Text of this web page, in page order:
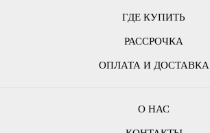
ГДЕ КУПИТЬ
РАССРОЧКА
ОПЛАТА И ДОСТАВКА
О НАС